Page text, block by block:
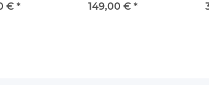
€ *
149,00 € *